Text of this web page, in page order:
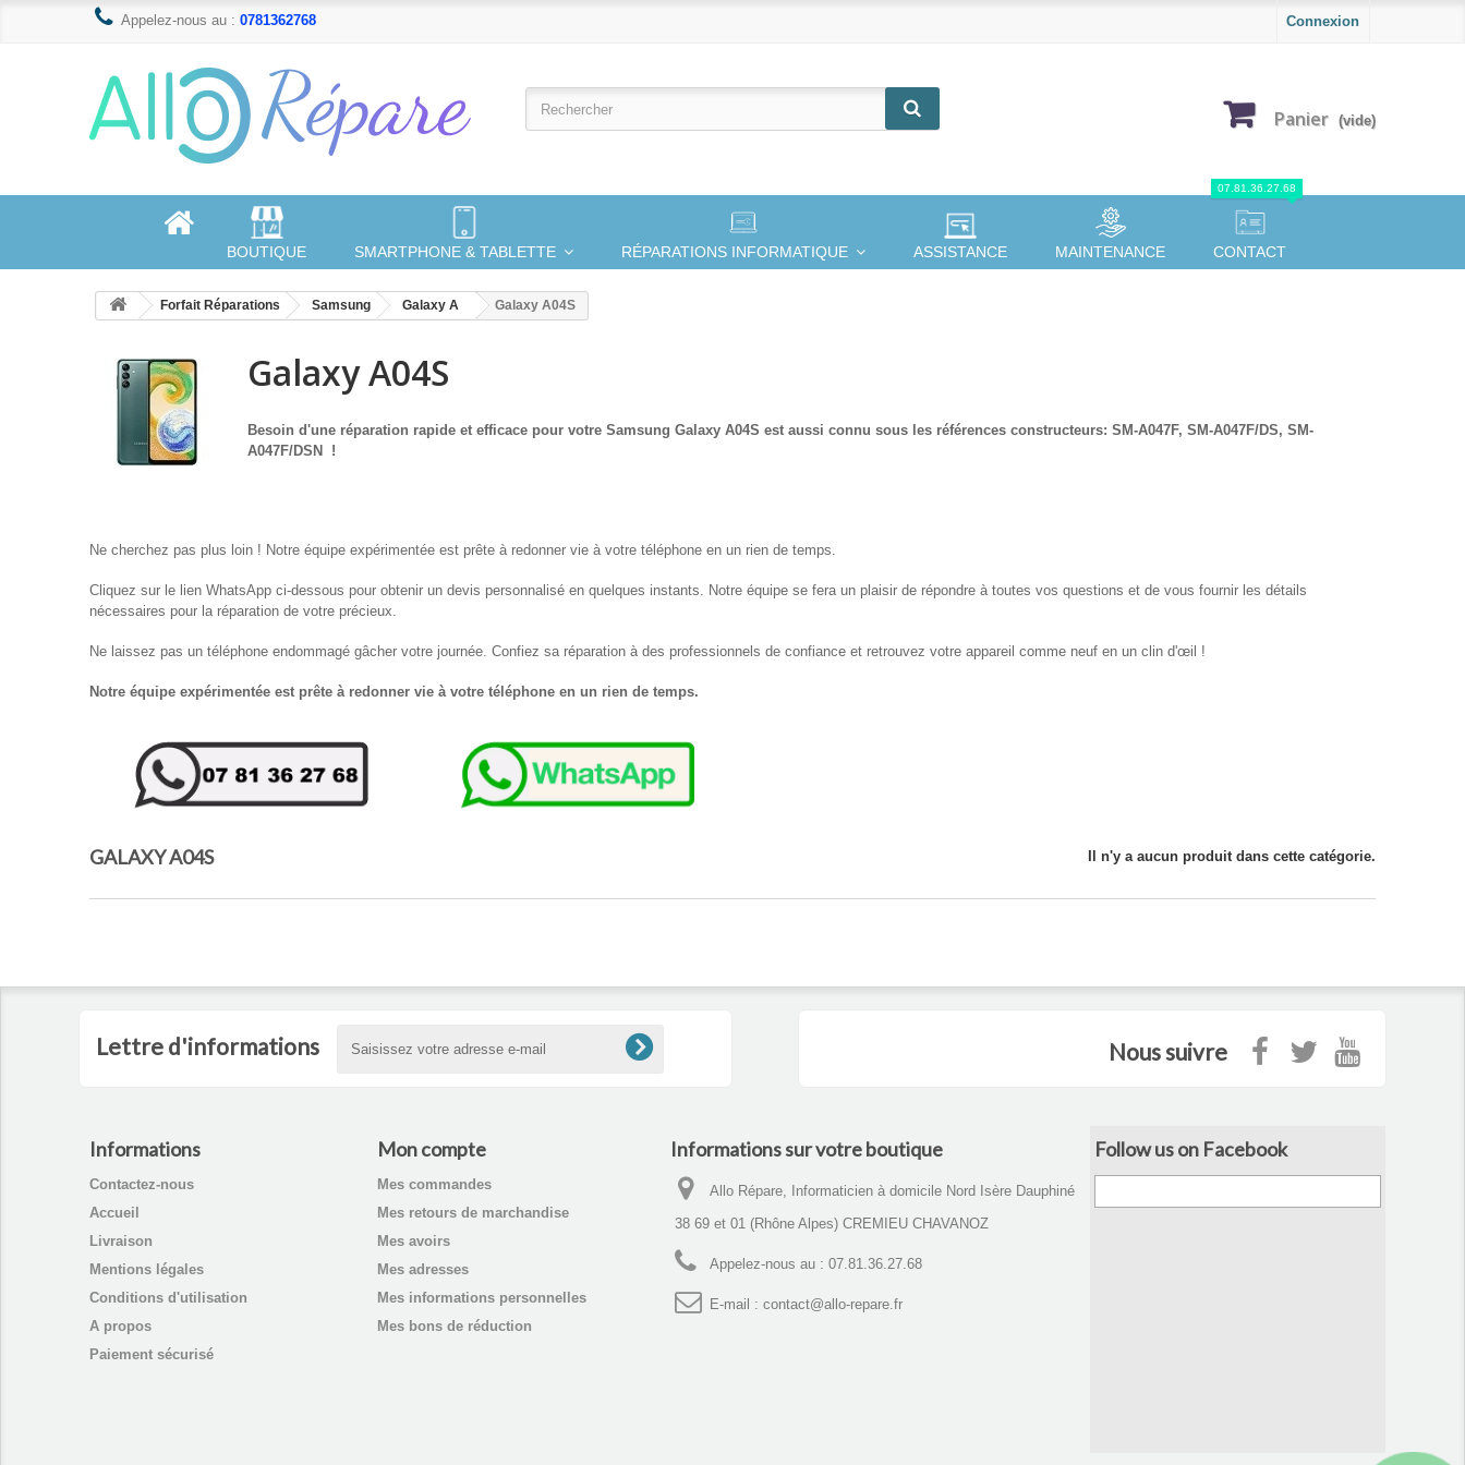
Connexion
Appelez-nous au : 0781362768
Panier (vide)
BOUTIQUE SMARTPHONE & TABLETTE RÉPARATIONS INFORMATIQUE ASSISTANCE MAINTENANCE CONTACT
07.81.36.27.68
Forfait Réparations Samsung Galaxy A Galaxy A04S
Galaxy A04S
Besoin d'une réparation rapide et efficace pour votre Samsung Galaxy A04S est aussi connu sous les références constructeurs: SM-A047F, SM-A047F/DS, SM-
A047F/DSN
!
Ne cherchez pas plus loin ! Notre équipe expérimentée est prête à redonner vie à votre téléphone en un rien de temps.
Cliquez sur le lien WhatsApp ci-dessous pour obtenir un devis personnalisé en quelques instants. Notre équipe se fera un plaisir de répondre à toutes vos questions et de vous fournir les détails
nécessaires pour la réparation de votre précieux.
Ne laissez pas un téléphone endommagé gâcher votre journée. Confiez sa réparation à des professionnels de confiance et retrouvez votre appareil comme neuf en un clin d'œil !
Notre équipe expérimentée est prête à redonner vie à votre téléphone en un rien de temps.
GALAXY A04S Il n'y a aucun produit dans cette catégorie.
Lettre d'informations Nous suivre
Informations
Contactez-nous
Accueil
Livraison
Mentions légales
Conditions d'utilisation
A propos
Paiement sécurisé
Mon compte
Mes commandes
Mes retours de marchandise
Mes avoirs
Mes adresses
Mes informations personnelles
Mes bons de réduction
Informations sur votre boutique
Allo Répare, Informaticien à domicile Nord Isère Dauphiné
38 69 et 01 (Rhône Alpes) CREMIEU CHAVANOZ
Appelez-nous au : 07.81.36.27.68
E-mail : contact@allo-repare.fr
Follow us on Facebook